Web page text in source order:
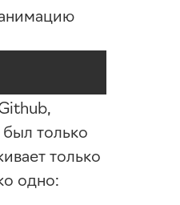
только
только
одно: